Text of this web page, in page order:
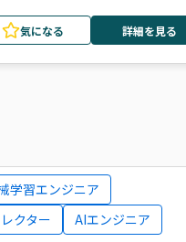
気になる 詳細を見る
学習エンジニア
クター
AIエンジニア